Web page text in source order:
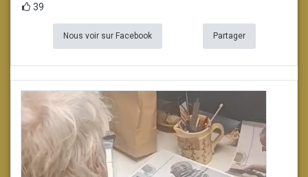
39
Nous voir sur Facebook Partager